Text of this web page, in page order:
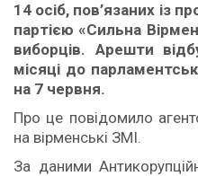
14 осіб, пов’язаних із
партією «Сильна
виборців. Арешти
місяці до
на 7 червня.
Про це повідомило
на вірменські ЗМІ.
За даними